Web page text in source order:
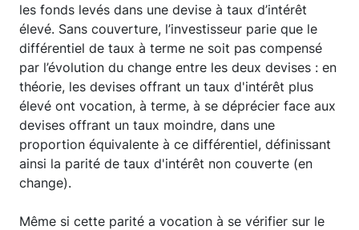
les fonds levés dans une devise à taux d’intérêt
élevé. Sans couverture, l’investisseur parie que le
différentiel de taux à terme ne soit pas compensé
par l’évolution du change entre les deux devises : en
théorie, les devises offrant un taux d'intérêt plus
élevé ont vocation, à terme, à se déprécier face aux
devises offrant un taux moindre, dans une
proportion équivalente à ce différentiel, définissant
ainsi la parité de taux d'intérêt non couverte (en
change).
Même si cette parité a vocation à se vérifier sur le